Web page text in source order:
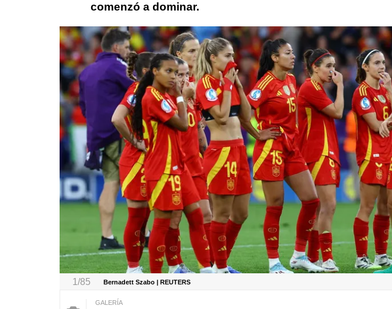
comenzó a dominar.
1/85 Bernadett Szabo | REUTERS